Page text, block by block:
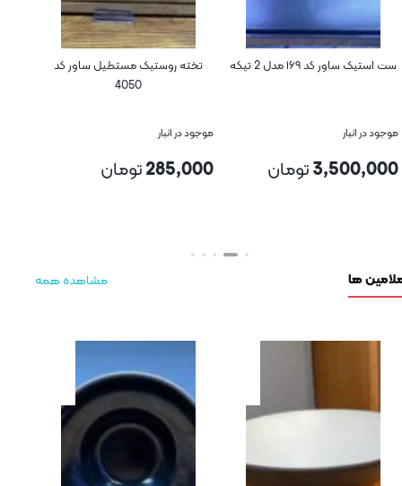
۱۶۹ مدل 2 تیکه
تومان
تخته روستیک مستطیل ساور کد
موجود در انبار
285,000تومان
بستن
چوب اسلب
مشاهده همه